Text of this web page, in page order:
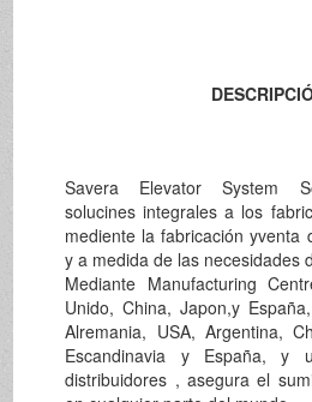
Savera Elevator System
solucines integrales a los
mediente la fabricación yventa
y a medida de las necesidades
Mediante Manufacturing
Unido, China, Japon,y
Alremania, USA, Argentina,
Escandinavia y España, y
distribuidores , asegura el